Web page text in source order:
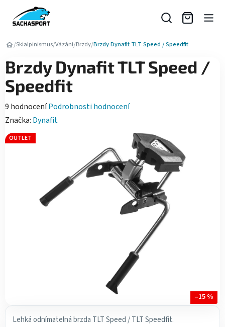
obsah
/Skialpinismus/Vázání/Brzdy/Brzdy Dynafit TLT Speed / Speedfit
Lehká odnímatelná brzda TLT Speed / TLT Speedfit.
Brzdy Dynafit TLT Speed /
Speedfit
Průměrné
hodnocení
produktu
je
hvězdiček.
9 hodnoceníPodrobnosti hodnocení
Značka: Dynafit
OUTLET
–15 %